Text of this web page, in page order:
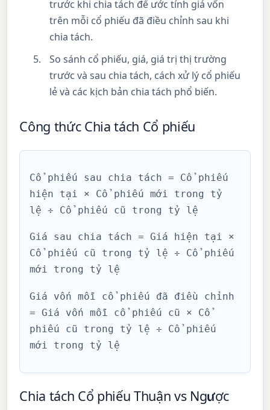
trước khi chia tách để ước tính giá vốn
trên mỗi cổ phiếu đã điều chỉnh sau khi
chia tách.
So sánh cổ phiếu, giá, giá trị thị trường
trước và sau chia tách, cách xử lý cổ phiếu
lẻ và các kịch bản chia tách phổ biến.
Công thức Chia tách Cổ phiếu
Cổ phiếu sau chia tách = Cổ phiếu
hiện tại × Cổ phiếu mới trong tỷ
lệ ÷ Cổ phiếu cũ trong tỷ lệ
Giá sau chia tách = Giá hiện tại ×
Cổ phiếu cũ trong tỷ lệ ÷ Cổ phiếu
mới trong tỷ lệ
Giá vốn mỗi cổ phiếu đã điều chỉnh
= Giá vốn mỗi cổ phiếu cũ × Cổ
phiếu cũ trong tỷ lệ ÷ Cổ phiếu
mới trong tỷ lệ
Chia tách Cổ phiếu Thuận vs Ngược